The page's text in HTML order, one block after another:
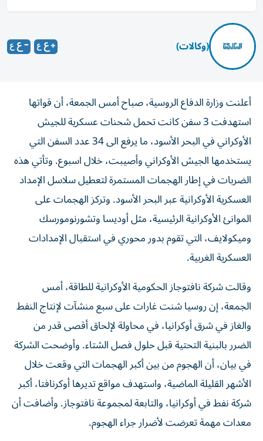
(وكالات)
أعلنت وزارة الدفاع الروسية، صباح أمس الجمعة، أن قواتها
استهدفت 3 سفن كانت تحمل شحنات عسكرية للجيش
الأوكراني في البحر الأسود، ما يرفع الى 34 عدد السفن التي
يستخدمها الجيش الأوكراني وأصيبت، خلال اسبوع. وتأتي هذه
الضربات في إطار الهجمات المستمرة لتعطيل سلاسل الإمداد
العسكرية الأوكرانية عبر البحر الأسود. وتركز الهجمات على
الموانئ الأوكرانية الرئيسية، مثل أوديسا وتشورنومورسك
وميكولايف، التي تقوم بدور محوري في استقبال الإمدادات
العسكرية الغربية.
وقالت شركة نافتوجاز ‌الحكومية الأوكرانية للطاقة، أمس
الجمعة، ​إن روسيا شنت ‌غارات على سبع ‌منشآت لإنتاج النفط
والغاز في شرق أوكرانيا، ‌في محاولة لإلحاق أقصى ‌قدر من
الضرر بالبنية التحتية قبل حلول فصل الشتاء. وأوضحت الشركة
في بيان، أن الهجوم من ​بين ‌أكبر الهجمات التي وقعت ‌خلال
الأشهر القليلة الماضية، واستهدف مواقع تديرها ‌أوكرنافتا، أكبر
شركة ‌نفط في أوكرانيا، والتابعة ‌لمجموعة نافتوجاز. وأضافت أن
معدات مهمة تعرضت لأضرار ​جراء الهجوم.